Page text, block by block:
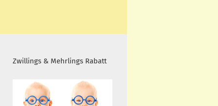
Zwillings & Mehrlings Rabatt